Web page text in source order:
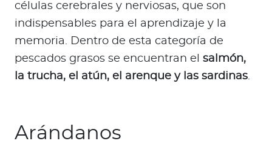
células cerebrales y nerviosas, que son
indispensables para el aprendizaje y la
memoria. Dentro de esta categoría de
pescados grasos se encuentran el salmón,
la trucha, el atún, el arenque y las sardinas.
Arándanos